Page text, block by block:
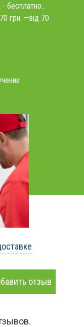
бесплатно..
грн. —від 70
отзыв